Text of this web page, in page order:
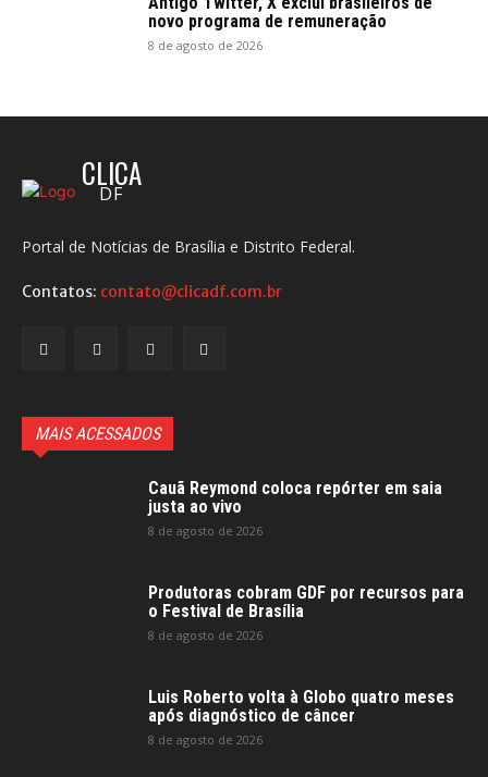
novo programa de remuneração
8 de agosto de 2026
CLICA
DF
Portal de Notícias de Brasília e Distrito Federal.
Contatos: contato@clicadf.com.br
MAIS ACESSADOS
Cauã Reymond coloca repórter em saia
justa ao vivo
8 de agosto de 2026
Produtoras cobram GDF por recursos para
o Festival de Brasília
8 de agosto de 2026
Luis Roberto volta à Globo quatro meses
após diagnóstico de câncer
8 de agosto de 2026